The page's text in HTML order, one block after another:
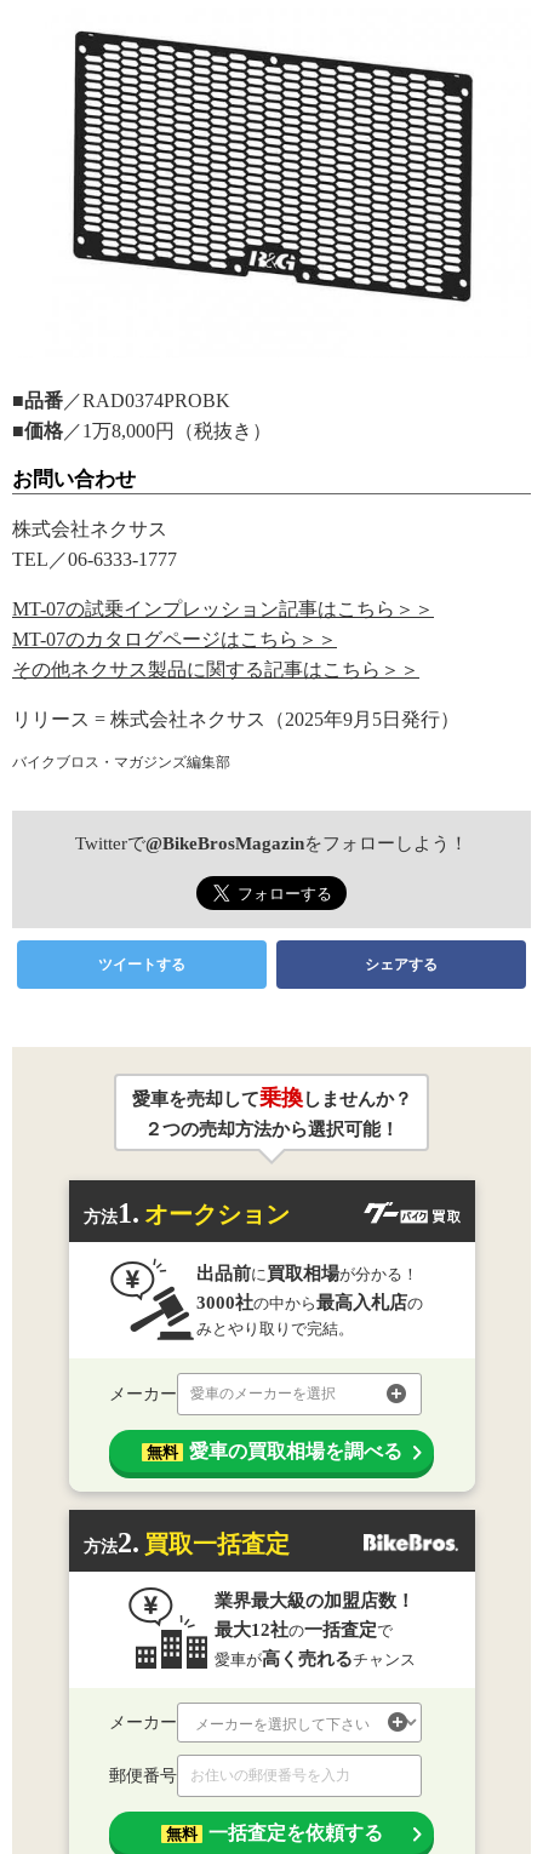
■品番／RAD0374PROBK
■価格／1万8,000円（税抜き）
お問い合わせ
株式会社ネクサス
TEL／06-6333-1777
MT-07の試乗インプレッション記事はこちら＞＞
MT-07のカタログページはこちら＞＞
その他ネクサス製品に関する記事はこちら＞＞
リリース = 株式会社ネクサス（2025年9月5日発行）
バイクブロス・マガジンズ編集部
Twitterで@BikeBrosMagazinをフォローしよう！
ツイートする シェアする
愛車を売却して乗換しませんか？
２つの売却方法から選択可能！
方法1. オークション
出品前に買取相場が分かる！
3000社の中から最高入札店の
みとやり取りで完結。
メーカー 愛車のメーカーを選択
無料 愛車の買取相場を調べる
方法2. 買取一括査定
業界最大級の加盟店数！
最大12社の一括査定で
愛車が高く売れるチャンス
メーカー
郵便番号
無料 一括査定を依頼する